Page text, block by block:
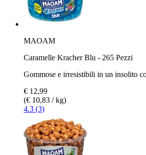
MAOAM
Caramelle Kracher Blu - 265 Pezzi
Gommose e irresistibili in un insolito
€ 12,99
(€ 10,83 / kg)
4.3 (3)